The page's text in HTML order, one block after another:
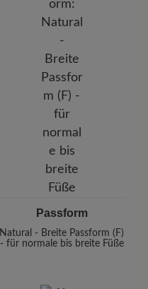
Passform
Natural - Breite Passform (F)
- für normale bis breite Füße